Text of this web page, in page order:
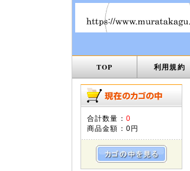
TOP 利用規約
合計数量： 0
商品金額： 0円